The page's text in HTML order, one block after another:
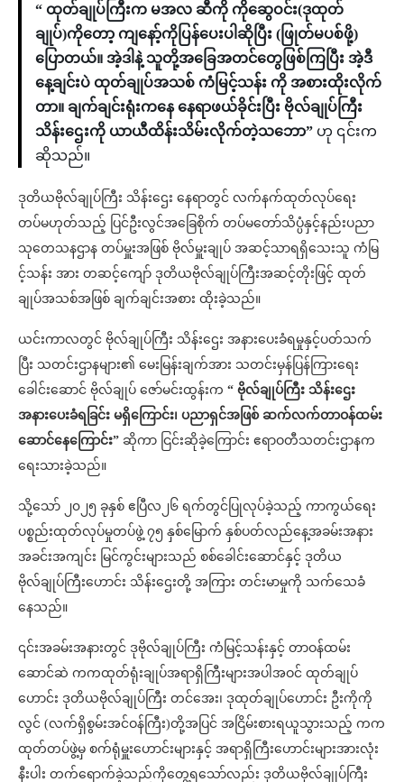
“ ထုတ်ချုပ်ကြီးက မအလ ဆီကို ကိုဆွေဝင်း(ဒုထုတ်
ချုပ်)ကိုတော့ ကျနော့်ကိုပြန်ပေးပါဆိုပြီး (ဖြုတ်မပစ်ဖို့)
ပြောတယ်။ အဲ့ဒါနဲ့ သူတို့အခြေအတင်တွေဖြစ်ကြပြီး အဲ့ဒီ
နေ့ချင်းပဲ ထုတ်ချုပ်အသစ် ကံမြင့်သန်း ကို အစားထိုးလိုက်
တာ။ ချက်ချင်းရုံးကနေ နေရာဖယ်ခိုင်းပြီး ဗိုလ်ချုပ်ကြီး
သိန်းဌေးကို ယာယီထိန်းသိမ်းလိုက်တဲ့သဘော” ဟု ၎င်းက
ဆိုသည်။
ဒုတိယဗိုလ်ချုပ်ကြီး သိန်းဌေး နေရာတွင် လက်နက်ထုတ်လုပ်ရေး
တပ်မဟုတ်သည့် ပြင်ဦးလွင်အခြေစိုက် တပ်မတော်သိပ္ပံနှင့်နည်းပညာ
သုတေသနဌာန တပ်မှူးအဖြစ် ဗိုလ်မှူးချုပ် အဆင့်သာရရှိသေးသူ ကံမြ
င့်သန်း အား တဆင့်ကျော် ဒုတိယဗိုလ်ချုပ်ကြီးအဆင့်တိုးဖြင့် ထုတ်
ချုပ်အသစ်အဖြစ် ချက်ချင်းအစား ထိုးခဲ့သည်။
ယင်းကာလတွင် ဗိုလ်ချုပ်ကြီး သိန်းဌေး အနားပေးခံရမှုနှင့်ပတ်သက်
ပြီး သတင်းဌာနများ၏ မေးမြန်းချက်အား သတင်းမှန်ပြန်ကြားရေး
ခေါင်းဆောင် ဗိုလ်ချုပ် ဇော်မင်းထွန်းက “ ဗိုလ်ချုပ်ကြီး သိန်းဌေး
အနားပေးခံရခြင်း မရှိကြောင်း၊ ပညာရှင်အဖြစ် ဆက်လက်တာဝန်ထမ်း
ဆောင်နေကြောင်း” ဆိုကာ ငြင်းဆိုခဲ့ကြောင်း ဧရာဝတီသတင်းဌာနက
ရေးသားခဲ့သည်။
သို့သော် ၂၀၂၅ ခုနှစ် ဧပြီလ၂၆ ရက်တွင်ပြုလုပ်ခဲ့သည့် ကာကွယ်ရေး
ပစ္စည်းထုတ်လုပ်မှုတပ်ဖွဲ့ ၇၅ နှစ်မြောက် နှစ်ပတ်လည်နေ့အခမ်းအနား
အခင်းအကျင်း မြင်ကွင်းများသည် စစ်ခေါင်းဆောင်နှင့် ဒုတိယ
ဗိုလ်ချုပ်ကြီးဟောင်း သိန်းဌေးတို့ အကြား တင်းမာမှုကို သက်သေခံ
နေသည်။
၎င်းအခမ်းအနားတွင် ဒုဗိုလ်ချုပ်ကြီး ကံမြင့်သန်းနှင့် တာဝန်ထမ်း
ဆောင်ဆဲ ကကထုတ်ရုံးချုပ်အရာရှိကြီးများအပါအဝင် ထုတ်ချုပ်
ဟောင်း ဒုတိယဗိုလ်ချုပ်ကြီး တင်အေး၊ ဒုထုတ်ချုပ်ဟောင်း ဦးကိုကို
လွင် (လက်ရှိစွမ်းအင်ဝန်ကြီး)တို့အပြင် အငြိမ်းစားရယူသွားသည့် ကက
ထုတ်တပ်ဖွဲ့မှ စက်ရုံမှူးဟောင်းများနှင့် အရာရှိကြီးဟောင်းများအားလုံး
နီးပါး တက်ရောက်ခဲ့သည်ကိုတွေ့ရသော်လည်း ဒုတိယဗိုလ်ချုပ်ကြီး